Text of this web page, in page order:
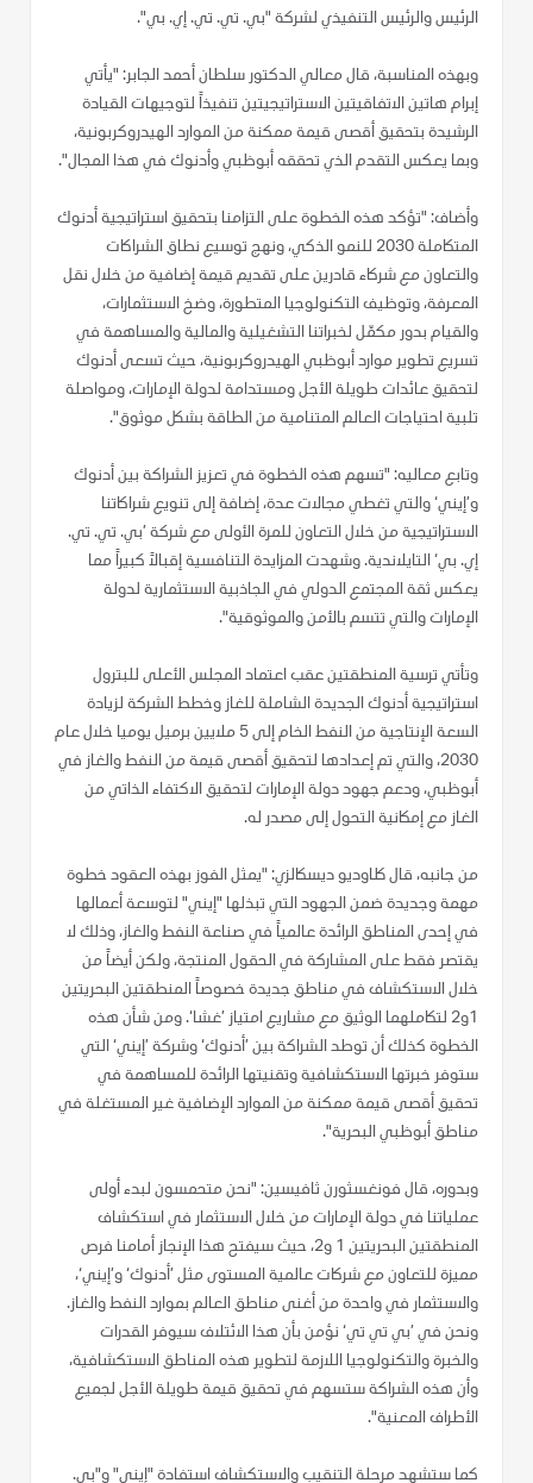
الرئيس والرئيس التنفيذي لشركة "بي. تي. تي. إي. بي".
وبهذه المناسبة، قال معالي الدكتور سلطان أحمد الجابر: "يأتي
إبرام هاتين الاتفاقيتين الاستراتيجيتين تنفيذاً لتوجيهات القيادة
الرشيدة بتحقيق أقصى قيمة ممكنة من الموارد الهيدروكربونية،
وبما يعكس التقدم الذي تحققه أبوظبي وأدنوك في هذا المجال".
وأضاف: "تؤكد هذه الخطوة على التزامنا بتحقيق استراتيجية أدنوك
المتكاملة 2030 للنمو الذكي، ونهج توسيع نطاق الشراكات
والتعاون مع شركاء قادرين على تقديم قيمة إضافية من خلال نقل
المعرفة، وتوظيف التكنولوجيا المتطورة، وضخ الاستثمارات،
والقيام بدور مكمّل لخبراتنا التشغيلية والمالية والمساهمة في
تسريع تطوير موارد أبوظبي الهيدروكربونية، حيث تسعى أدنوك
لتحقيق عائدات طويلة الأجل ومستدامة لدولة الإمارات، ومواصلة
تلبية احتياجات العالم المتنامية من الطاقة بشكل موثوق".
وتابع معاليه: "تسهم هذه الخطوة في تعزيز الشراكة بين أدنوك
و’إيني‘ والتي تغطي مجالات عدة، إضافة إلى تنويع شراكاتنا
الاستراتيجية من خلال التعاون للمرة الأولى مع شركة ’بي. تي. تي.
إي. بي‘ التايلاندية. وشهدت المزايدة التنافسية إقبالاً كبيراً مما
يعكس ثقة المجتمع الدولي في الجاذبية الاستثمارية لدولة
الإمارات والتي تتسم بالأمن والموثوقية".
وتأتي ترسية المنطقتين عقب اعتماد المجلس الأعلى للبترول
استراتيجية أدنوك الجديدة الشاملة للغاز وخطط الشركة لزيادة
السعة الإنتاجية من النفط الخام إلى 5 ملايين برميل يوميا خلال عام
2030، والتي تم إعدادها لتحقيق أقصى قيمة من النفط والغاز في
أبوظبي، ودعم جهود دولة الإمارات لتحقيق الاكتفاء الذاتي من
الغاز مع إمكانية التحول إلى مصدر له.
من جانبه، قال كلاوديو ديسكالزي: "يمثل الفوز بهذه العقود خطوة
مهمة وجديدة ضمن الجهود التي تبذلها "إيني" لتوسعة أعمالها
في إحدى المناطق الرائدة عالمياً في صناعة النفط والغاز، وذلك لا
يقتصر فقط على المشاركة في الحقول المنتجة، ولكن أيضاً من
خلال الاستكشاف في مناطق جديدة خصوصاً المنطقتين البحريتين
1و2 لتكاملهما الوثيق مع مشاريع امتياز ’غشا‘. ومن شأن هذه
الخطوة كذلك أن توطد الشراكة بين ’أدنوك‘ وشركة ’إيني‘ التي
ستوفر خبرتها الاستكشافية وتقنيتها الرائدة للمساهمة في
تحقيق أقصى قيمة ممكنة من الموارد الإضافية غير المستغلة في
مناطق أبوظبي البحرية".
وبدوره، قال فونغسثورن ثافيسين: "نحن متحمسون لبدء أولى
عملياتنا في دولة الإمارات من خلال الاستثمار في استكشاف
المنطقتين البحريتين 1 و2، حيث سيفتح هذا الإنجاز أمامنا فرص
مميزة للتعاون مع شركات عالمية المستوى مثل ’أدنوك‘ و’إيني‘،
والاستثمار في واحدة من أغنى مناطق العالم بموارد النفط والغاز.
ونحن في ’بي تي تي‘ نؤمن بأن هذا الائتلاف سيوفر القدرات
والخبرة والتكنولوجيا اللازمة لتطوير هذه المناطق الاستكشافية،
وأن هذه الشراكة ستسهم في تحقيق قيمة طويلة الأجل لجميع
الأطراف المعنية".
كما ستشهد مرحلة التنقيب والاستكشاف استفادة "إيني" و"بي.